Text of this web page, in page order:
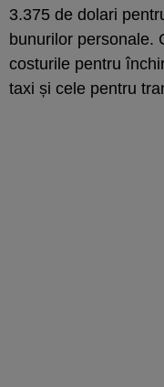
3.375 de dolari
bunurilor personale.
costurile pentru
taxi și cele pentru